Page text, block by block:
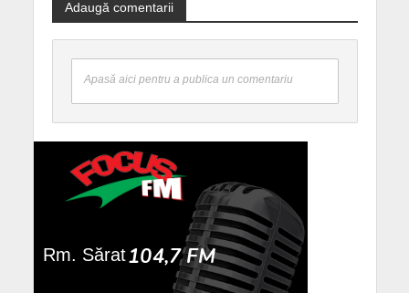
Adaugă comentarii
Apasă aici pentru a publica un comentariu